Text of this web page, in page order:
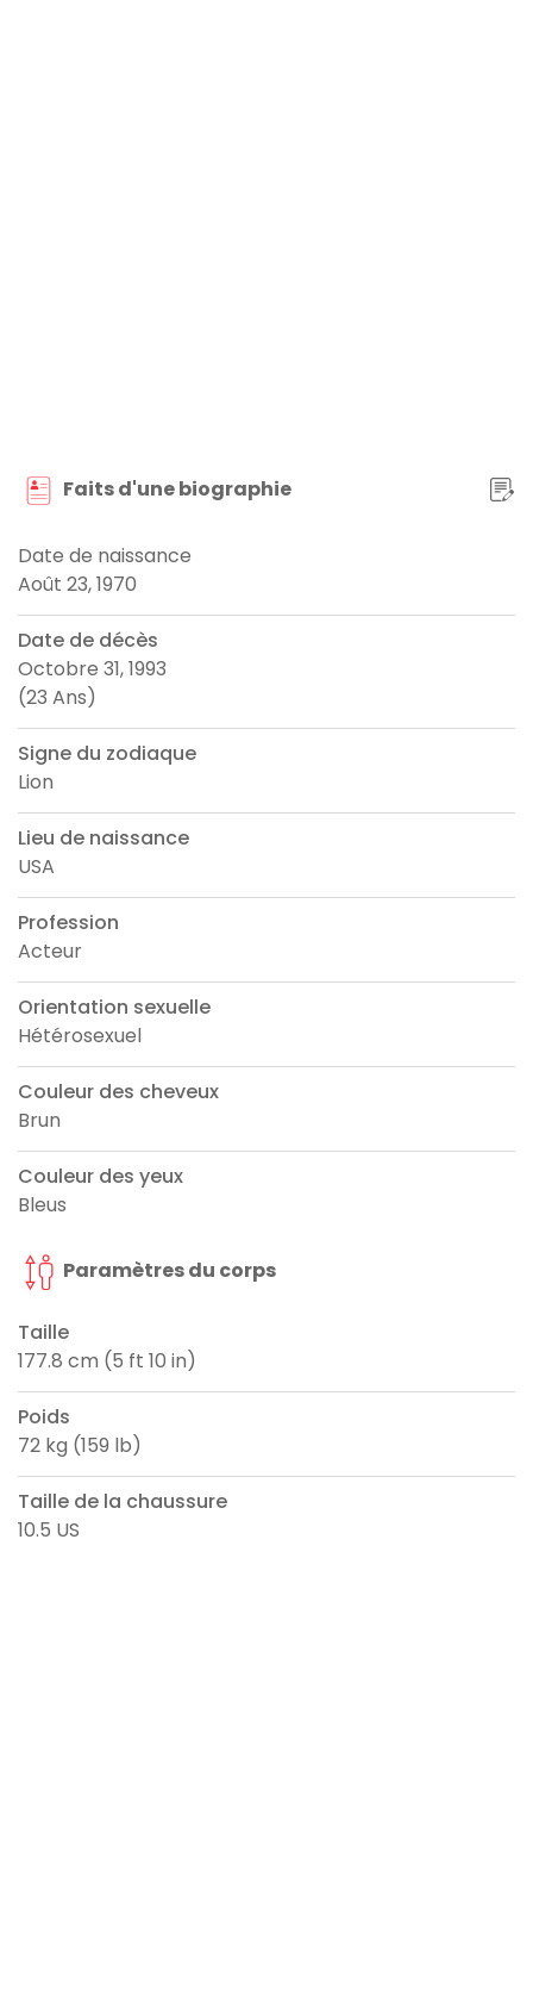
Faits d'une biographie
Date de naissance
Août 23, 1970
Date de décès
Octobre 31, 1993
(23 Ans)
Signe du zodiaque
Lion
Lieu de naissance
USA
Profession
Acteur
Orientation sexuelle
Hétérosexuel
Couleur des cheveux
Brun
Couleur des yeux
Bleus
Paramètres du corps
Taille
177.8 cm (5 ft 10 in)
Poids
72 kg (159 lb)
Taille de la chaussure
10.5 US